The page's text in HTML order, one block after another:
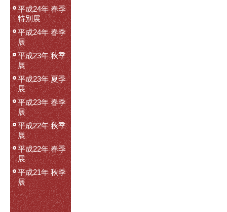
平成24年 春季
特別展
平成24年 春季
展
平成23年 秋季
展
平成23年 夏季
展
平成23年 春季
展
平成22年 秋季
展
平成22年 春季
展
平成21年 秋季
展